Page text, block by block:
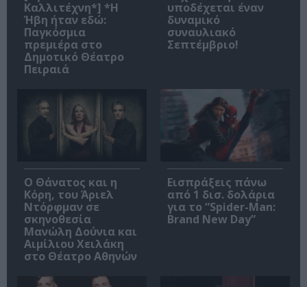
Καλλιτέχνη*] *Η
Ήβη ήταν εδώ:
Παγκόσμια
πρεμιέρα στο
Δημοτικό Θέατρο
Πειραιά
υποδέχεται έναν
δυναμικό
συναυλιακό
Σεπτέμβριο!
Ο Θάνατος και η
Κόρη, του Άριελ
Ντόρφμαν σε
σκηνοθεσία
Μανώλη Δούνια και
Αιμίλιου Χειλάκη
στο Θέατρο Αθηνών
Εισπράξεις πάνω
από 1 δισ. δολάρια
για το “Spider-Man:
Brand New Day”